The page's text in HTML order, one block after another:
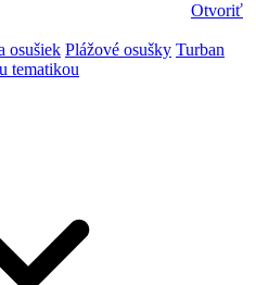
Otvoriť
osušiek Plážové osušky Turban
tematikou